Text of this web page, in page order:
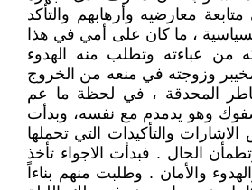
معارضيه وأرهابهم والتأكد
، ما كان على أمي في هذا
من عباءته وتطلب منه الهدوء
وزوجته في منعه من الخروج
المحدقة ، في لحظة ما عم
وهو يدمدم مع نفسه، وبدأت
والتأكيدات التي تحملها
الحال . فبدأت الاجواء تأخذ
والأمان . وطلبت منهم بناءاً